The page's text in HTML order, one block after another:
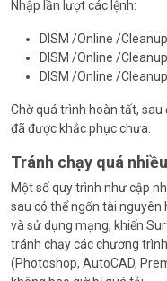
Nhập lần lượt các lệnh:
DISM /Online /
DISM /Online /
DISM /Online /
Chờ quá trình hoàn tất,
đã được khắc phục chưa.
Tránh chạy quá
Một số quy trình như cập
sau có thể ngốn tài nguyên
và sử dụng mạng, khiến
tránh chạy các chương
(Photoshop, AutoCAD,